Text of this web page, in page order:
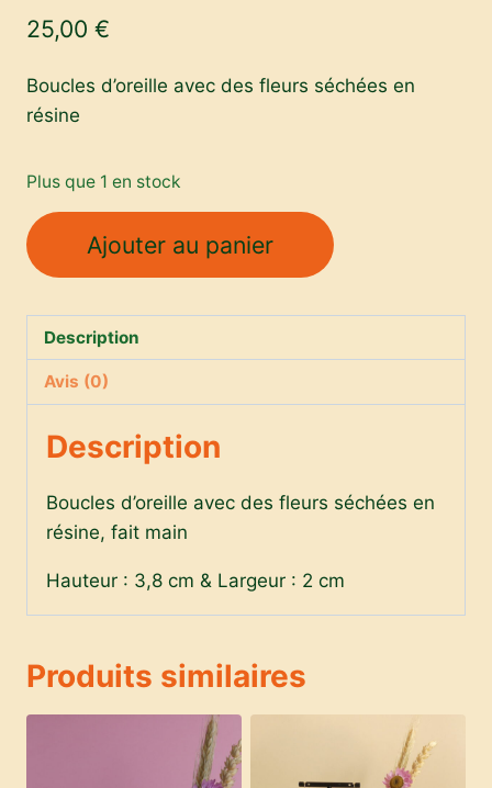
25,00 €
Boucles d’oreille avec des fleurs séchées en
résine
Plus que 1 en stock
quantité
de
Boucles
d'oreilles
fleur
bleue
Ajouter au panier
Description
Avis (0)
Description
Boucles d’oreille avec des fleurs séchées en
résine, fait main
Hauteur : 3,8 cm & Largeur : 2 cm
Produits similaires